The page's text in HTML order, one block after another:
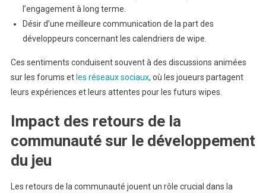
l’engagement à long terme.
Désir d’une meilleure communication de la part des
développeurs concernant les calendriers de wipe.
Ces sentiments conduisent souvent à des discussions animées
sur les forums et les réseaux sociaux, où les joueurs partagent
leurs expériences et leurs attentes pour les futurs wipes.
Impact des retours de la
communauté sur le développement
du jeu
Les retours de la communauté jouent un rôle crucial dans la